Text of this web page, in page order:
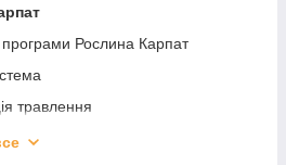
програми Рослина Карпат
травлення